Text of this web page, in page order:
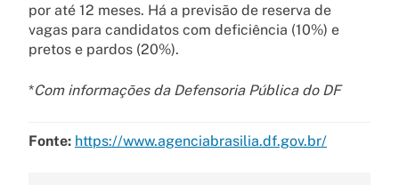
por até 12 meses. Há a previsão de reserva de
vagas para candidatos com deficiência (10%) e
pretos e pardos (20%).
*Com informações da Defensoria Pública do DF
Fonte: https://www.agenciabrasilia.df.gov.br/